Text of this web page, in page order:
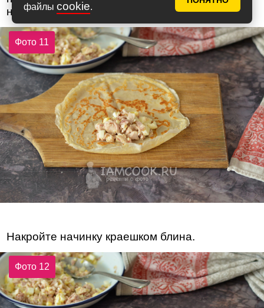
файлы cookie.
начинки.
Фото 11
Накройте начинку краешком блина.
Фото 12